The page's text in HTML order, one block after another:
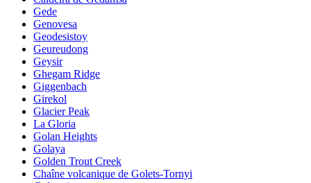
Gede
Genovesa
Geodesistoy
Geureudong
Geysir
Ghegam Ridge
Giggenbach
Girekol
Glacier Peak
La Gloria
Golan Heights
Golaya
Golden Trout Creek
Chaîne volcanique de Golets-Tornyi